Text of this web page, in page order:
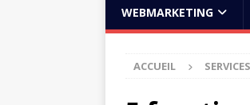
WEBMARKETING
ACCUEIL SERVICES